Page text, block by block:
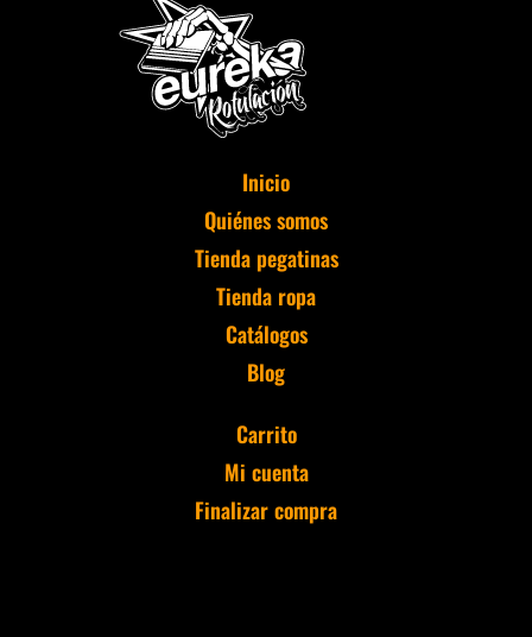
Inicio
Quiénes somos
Tienda pegatinas
Tienda ropa
Catálogos
Blog
Carrito
Mi cuenta
Finalizar compra